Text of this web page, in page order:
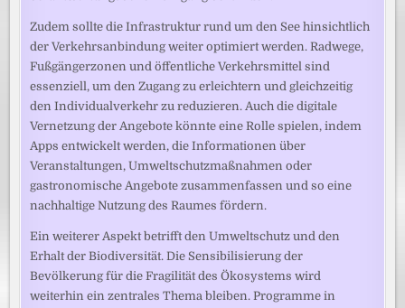
Zudem sollte die Infrastruktur rund um den See hinsichtlich
der Verkehrsanbindung weiter optimiert werden. Radwege,
Fußgängerzonen und öffentliche Verkehrsmittel sind
essenziell, um den Zugang zu erleichtern und gleichzeitig
den Individualverkehr zu reduzieren. Auch die digitale
Vernetzung der Angebote könnte eine Rolle spielen, indem
Apps entwickelt werden, die Informationen über
Veranstaltungen, Umweltschutzmaßnahmen oder
gastronomische Angebote zusammenfassen und so eine
nachhaltige Nutzung des Raumes fördern.
Ein weiterer Aspekt betrifft den Umweltschutz und den
Erhalt der Biodiversität. Die Sensibilisierung der
Bevölkerung für die Fragilität des Ökosystems wird
weiterhin ein zentrales Thema bleiben. Programme in